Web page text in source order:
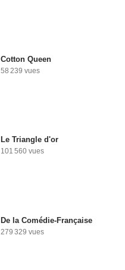
Cotton Queen
58 239 vues
Le Triangle d'or
101 560 vues
De la Comédie-Française
279 329 vues